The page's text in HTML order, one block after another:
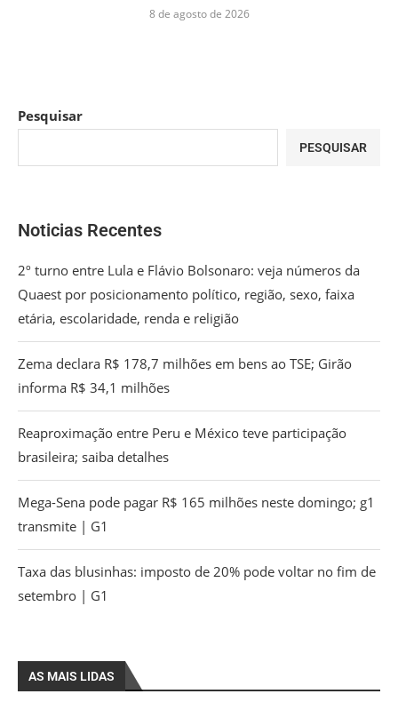
8 de agosto de 2026
Pesquisar
PESQUISAR
Noticias Recentes
2º turno entre Lula e Flávio Bolsonaro: veja números da
Quaest por posicionamento político, região, sexo, faixa
etária, escolaridade, renda e religião
Zema declara R$ 178,7 milhões em bens ao TSE; Girão
informa R$ 34,1 milhões
Reaproximação entre Peru e México teve participação
brasileira; saiba detalhes
Mega-Sena pode pagar R$ 165 milhões neste domingo; g1
transmite | G1
Taxa das blusinhas: imposto de 20% pode voltar no fim de
setembro | G1
AS MAIS LIDAS